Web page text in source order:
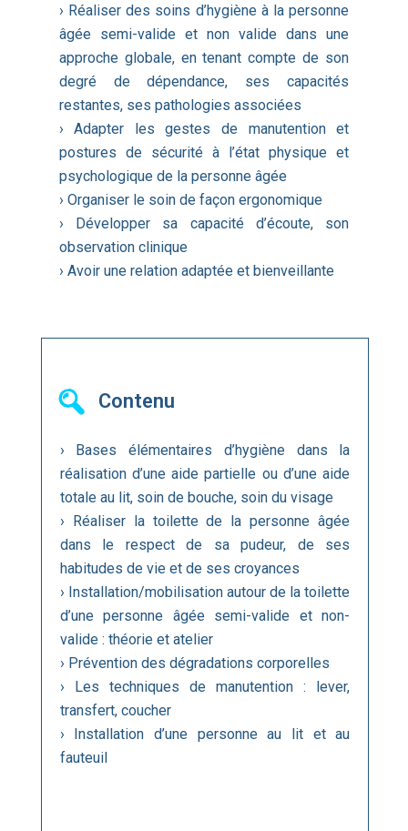
› Réaliser des soins d’hygiène à la personne
âgée semi-valide et non valide dans une
approche globale, en tenant compte de son
degré de dépendance, ses capacités
restantes, ses pathologies associées
› Adapter les gestes de manutention et
postures de sécurité à l’état physique et
psychologique de la personne âgée
› Organiser le soin de façon ergonomique
› Développer sa capacité d’écoute, son
observation clinique
› Avoir une relation adaptée et bienveillante
Contenu
› Bases élémentaires d’hygiène dans la
réalisation d’une aide partielle ou d’une aide
totale au lit, soin de bouche, soin du visage
› Réaliser la toilette de la personne âgée
dans le respect de sa pudeur, de ses
habitudes de vie et de ses croyances
› Installation/mobilisation autour de la toilette
d’une personne âgée semi-valide et non-
valide : théorie et atelier
› Prévention des dégradations corporelles
› Les techniques de manutention : lever,
transfert, coucher
› Installation d’une personne au lit et au
fauteuil